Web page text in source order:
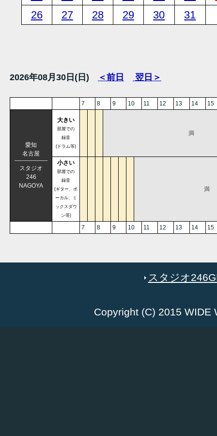
26
27 28 29 30 31
2026年08月30日(日) ＜前日 翌日＞
7 8 9 10 11 12 13 14 15
愛知
名古屋
スタジオ
246
NAGOYA
大きい
部屋での
録音
(ドラム等)
満
小さい
部屋での
録音
(ギター、ボ
ーカル、ミ
ックスダウ
ン等)
満
7 8 9 10 11 12 13 14 15
スタジオ
Copyright (C) 2015 WIDE